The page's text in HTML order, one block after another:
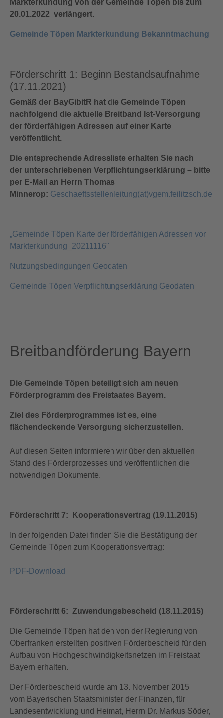
Markterkundung von der Gemeinde Töpen bis zum
20.01.2022 verlängert.
Gemeinde Töpen Markterkundung Bekanntmachung
Förderschritt 1: Beginn Bestandsaufnahme
(17.11.2021)
Gemäß der BayGibitR hat die Gemeinde Töpen
nachfolgend die aktuelle Breitband Ist-Versorgung
der förderfähigen Adressen auf einer Karte
veröffentlicht.
Die entsprechende Adressliste erhalten Sie nach
der unterschriebenen Verpflichtungserklärung – bitte
per E-Mail an Herrn Thomas
Minnerop: Geschaeftsstellenleitung(at)vgem.feilitzsch.de
„Gemeinde Töpen Karte der förderfähigen Adressen vor
Markterkundung_20211116"
Nutzungsbedingungen Geodaten
Gemeinde Töpen Verpflichtungserklärung Geodaten
Breitbandförderung Bayern
Die Gemeinde Töpen beteiligt sich am neuen
Förderprogramm des Freistaates Bayern.
Ziel des Förderprogrammes ist es, eine
flächendeckende Versorgung sicherzustellen.
Auf diesen Seiten informieren wir über den aktuellen
Stand des Förderprozesses und veröffentlichen die
notwendigen Dokumente.
Förderschritt 7: Kooperationsvertrag (19.11.2015)
In der folgenden Datei finden Sie die Bestätigung der
Gemeinde Töpen zum Kooperationsvertrag:
PDF-Download
Förderschritt 6: Zuwendungsbescheid (18.11.2015)
Die Gemeinde Töpen hat den von der Regierung von
Oberfranken erstellten positiven Förderbescheid für den
Aufbau von Hochgeschwindigkeitsnetzen im Freistaat
Bayern erhalten.
Der Förderbescheid wurde am 13. November 2015
vom Bayerischen Staatsminister der Finanzen, für
Landesentwicklung und Heimat, Herrn Dr. Markus Söder,